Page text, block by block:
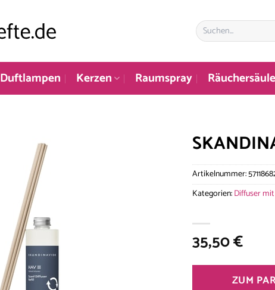
Suchen
nach:
Duftlampen Kerzen Raumspray
35,50€
ZUM
Artikelnummer:
Kategorien:Diffuser